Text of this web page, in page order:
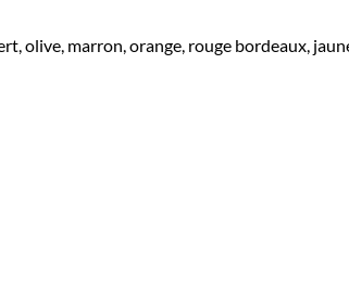
olive, marron, orange, rouge bordeaux,